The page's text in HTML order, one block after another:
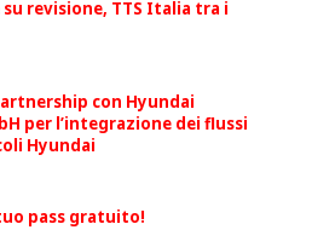
revisione, TTS Italia tra i
con Hyundai
per l’integrazione dei flussi
Hyundai
tuo pass gratuito!